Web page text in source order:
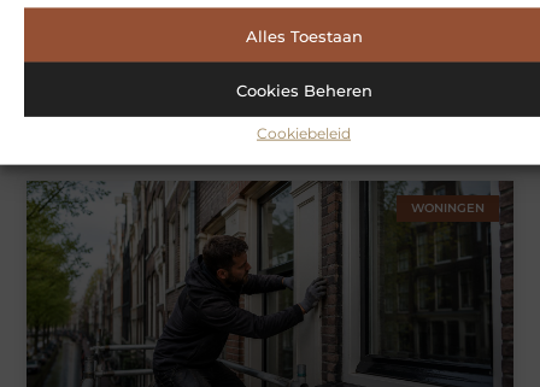
Alles Toestaan
Cookies Beheren
Cookiebeleid
Symbiont360: Innovatieve EMS-training in Utrecht voor een
effectieve workout
WONINGEN